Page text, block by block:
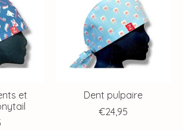
et
Dent pulpaire
€24,95